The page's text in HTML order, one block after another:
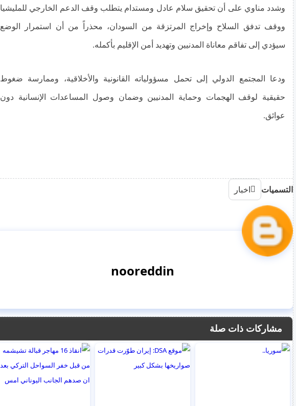
وشدد مناوي على أن تحقيق سلام عادل ومستدام يتطلب وقف الدعم الخارجي للمليشيا
ووقف تدفق السلاح وإخراج المرتزقة من السودان، محذراً من أن استمرار الوضع
سيؤدي إلى تفاقم معاناة المدنيين وتهديد أمن الإقليم بأكمله.
ودعا المجتمع الدولي إلى تحمل مسؤولياته القانونية والأخلاقية، وممارسة ضغوط
حقيقية لوقف الهجمات وحماية المدنيين وضمان وصول المساعدات الإنسانية دون
عوائق.
التسميات اخبار
nooreddin
مشاركات ذات صلة